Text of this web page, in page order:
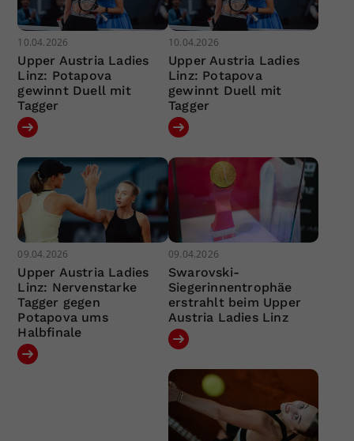
10.04.2026
Upper Austria Ladies
Linz: Potapova
gewinnt Duell mit
Tagger
10.04.2026
Upper Austria Ladies
Linz: Potapova
gewinnt Duell mit
Tagger
09.04.2026
Upper Austria Ladies
Linz: Nervenstarke
Tagger gegen
Potapova ums
Halbfinale
09.04.2026
Swarovski-
Siegerinnentrophäe
erstrahlt beim Upper
Austria Ladies Linz